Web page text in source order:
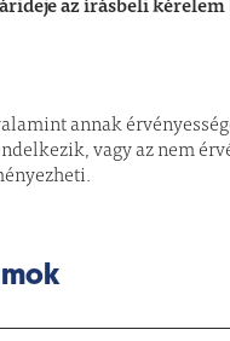
annak
vagy az nem